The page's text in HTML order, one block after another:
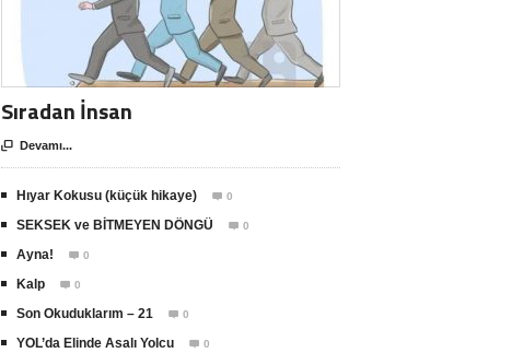
Sıradan İnsan
 Devamı...
Hıyar Kokusu (küçük hikaye)  0
SEKSEK ve BİTMEYEN DÖNGÜ  0
Ayna!  0
Kalp  0
Son Okuduklarım – 21  0
YOL’da Elinde Asalı Yolcu  0